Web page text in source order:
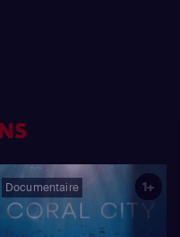
Documentaire 1+